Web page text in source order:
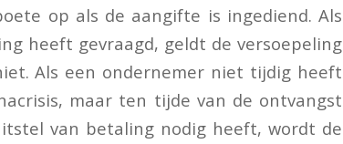
op als de aangifte is ingediend. Als
heeft gevraagd, geldt de versoepeling
Als een ondernemer niet tijdig heeft
maar ten tijde van de ontvangst
van betaling nodig heeft, wordt de